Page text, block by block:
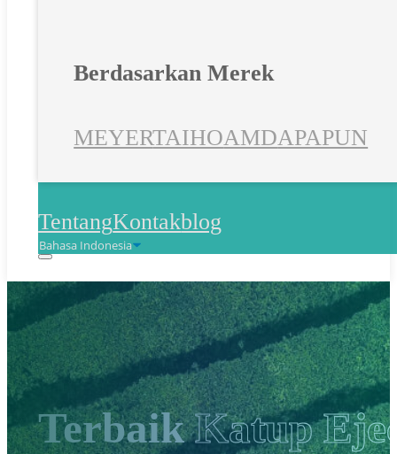
Berdasarkan Merek
MEYERTAIHOAMDAPAPUN
TentangKontakblog
TerbaikKatup